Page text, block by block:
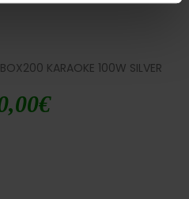
KARAOKE 100W SILVER
€